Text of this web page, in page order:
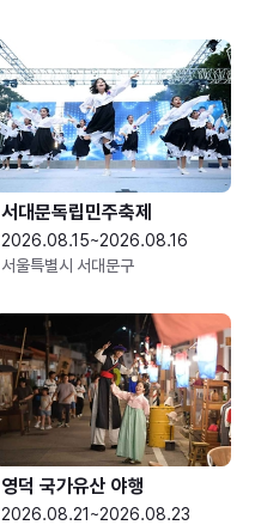
서대문독립민주축제
2026.08.15~2026.08.16
서울특별시 서대문구
영덕 국가유산 야행
2026.08.21~2026.08.23